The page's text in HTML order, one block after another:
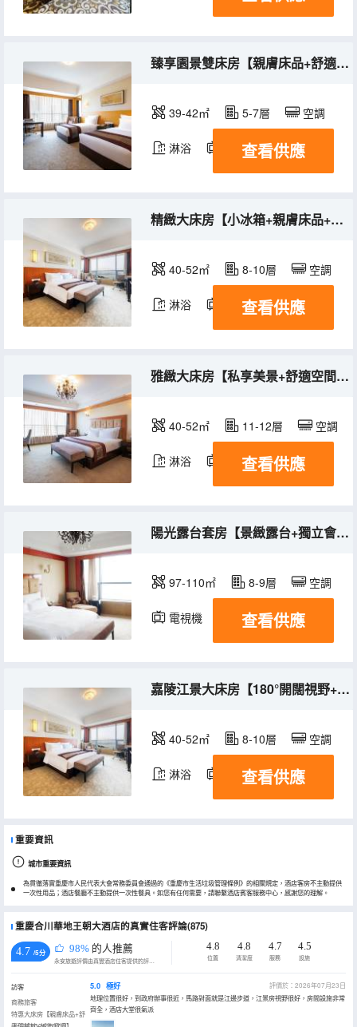
臻享園景雙床房【親膚床品+舒適羽絨枕+城市意境】
39-42㎡ 5-7層 空調
淋浴 電視機 冰箱
查看供應
精緻大床房【小冰箱+親膚床品+淋浴浴袍】
40-52㎡ 8-10層 空調
淋浴 電視機 冰箱
查看供應
雅緻大床房【私享美景+舒適空間+獨立保險櫃】
40-52㎡ 11-12層 空調
淋浴 電視機 冰箱
查看供應
陽光露台套房【景緻露台+獨立會客空間+浴缸浴袍】
97-110㎡ 8-9層 空調
電視機 查看供應
嘉陵江景大床房【180°開闊視野+小冰箱+舒適羽絨枕】
40-52㎡ 8-10層 空調
淋浴 電視機 冰箱
查看供應
重要資訊
城市重要資訊
為貫徹落實重慶市人民代表大會常務委員會通過的《重慶市生活垃圾管理條例》的相關規定，酒店客房不主動提供
一次性用品；酒店餐廳不主動提供一次性餐具。如您有任何需要，請聯繫酒店賓客服務中心，感謝您的理解。
重慶合川華地王朝大酒店的真實住客評論(875)
4.7 /5分 98% 的人推薦
永安旅遊評價由真實酒店住客提供的評價。
4.8
位置
4.8
清潔度
4.7
服務
4.5
設施
訪客
商務旅客
特惠大床房【親膚床品+舒
5.0 極好
評價於：2026年07月23日
地理位置很好，到政府辦事很近，馬路對面就是江邊步道，江景房視野很好，房間設施非常
齊全，酒店大堂很氣派